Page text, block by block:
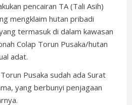
pencairan TA (Tali Asih)
mengklaim hutan pribadi
termasuk di dalam kawasan
Colap Torun Pusaka/hutan
adat.
Pusaka sudah ada Surat
yang berbunyi penjagaan